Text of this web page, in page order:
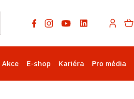
Akce E-shop Kariéra Pro média